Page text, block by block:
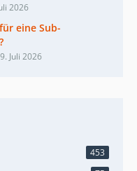
2026
eine Sub-
Juli 2026
453